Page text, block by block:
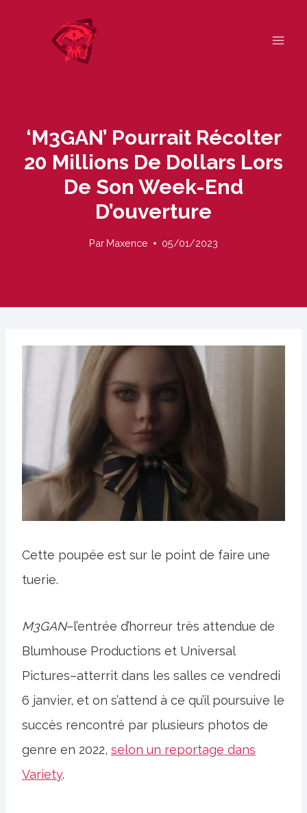
‘M3GAN’ Pourrait Récolter
20 Millions De Dollars Lors
De Son Week-End
D’ouverture
Par Maxence 05/01/2023
Cette poupée est sur le point de faire une
tuerie.
M3GAN–l’entrée d’horreur très attendue de
Blumhouse Productions et Universal
Pictures–atterrit dans les salles ce vendredi
6 janvier, et on s’attend à ce qu’il poursuive le
succès rencontré par plusieurs photos de
genre en 2022, selon un reportage dans
Variety.